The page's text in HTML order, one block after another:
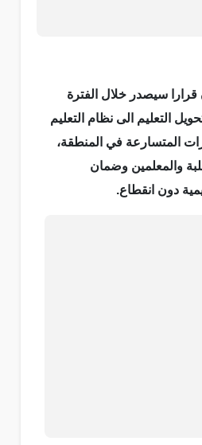
سيصدر خلال الفترة
التعليم الى نظام التعليم
المتسارعة في المنطقة،
والمعلمين وضمان
دون انقطاع.